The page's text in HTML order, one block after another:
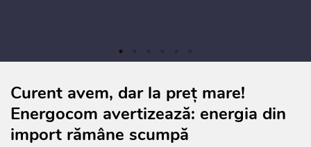
Curent avem, dar la preț mare!
Energocom avertizează: energia din
import rămâne scumpă